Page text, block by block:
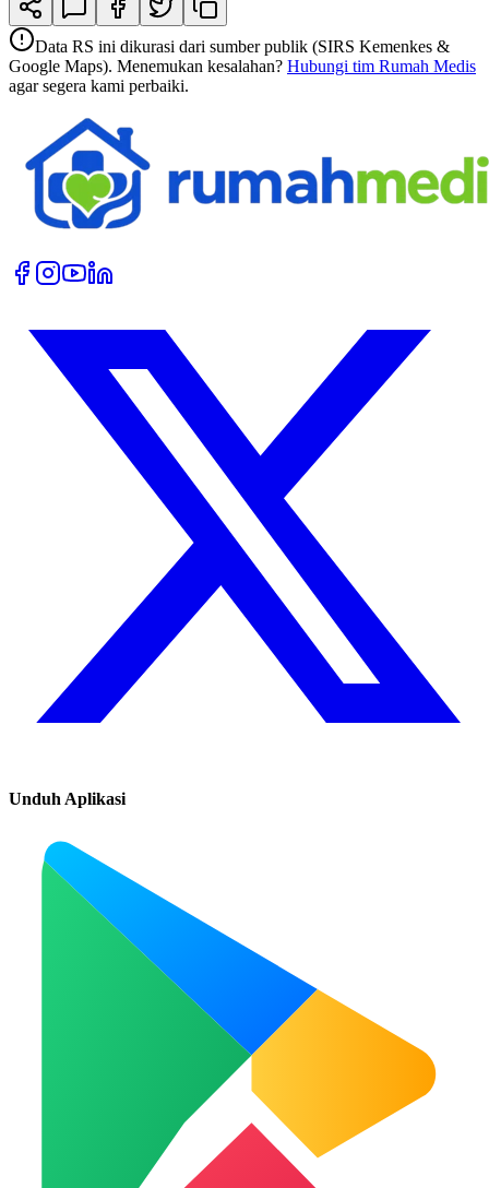
Data RS ini dikurasi dari sumber publik (SIRS Kemenkes &
Google Maps). Menemukan kesalahan? Hubungi tim Rumah Medis
agar segera kami perbaiki.
Unduh Aplikasi